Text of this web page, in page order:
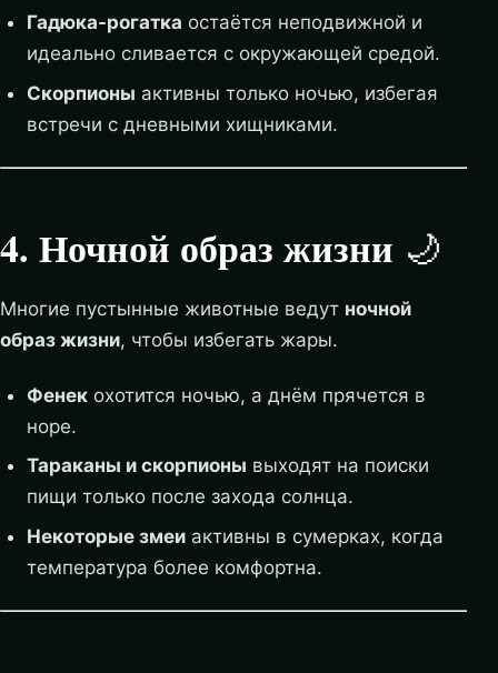
Гадюка-рогатка остаётся неподвижной и
идеально сливается с окружающей средой.
Скорпионы активны только ночью, избегая
встречи с дневными хищниками.
4. Ночной образ жизни 🌙
Многие пустынные животные ведут ночной
образ жизни, чтобы избегать жары.
Фенекохотится ночью, а днём прячется в
норе.
Тараканы и скорпионы выходят на поиски
пищи только после захода солнца.
Некоторые змеиактивны в сумерках, когда
температура более комфортна.